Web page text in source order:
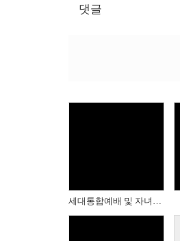
댓글
세대통합예배 및 자녀를위한축복기도